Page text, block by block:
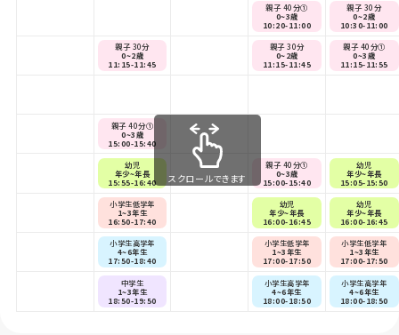
親子 30分
0~2歳
11:15-11:45
親子 40分①
0~3歳
15:00-15:40
幼児
年少~年長
15:55-16:40
小学生低学年
1~3年生
16:50-17:40
小学生高学年
4~6年生
17:50-18:40
中学生
1~3年生
18:50-19:50
親子 40分①
0~3歳
10:20-11:00
親子 30分
0~2歳
11:15-11:45
親子 40分①
0~3歳
15:00-15:40
幼児
年少~年長
16:00-16:45
小学生低学年
1~3年生
17:00-17:50
小学生高学年
4~6年生
18:00-18:50
親子 30分
0~2歳
10:30-11:00
親子 40分①
0~3歳
11:15-11:55
幼児
年少~年長
15:05-15:50
幼児
年少~年長
16:00-16:45
小学生低学年
1~3年生
17:00-17:50
小学生高学年
4~6年生
18:00-18:50
スクロールできます